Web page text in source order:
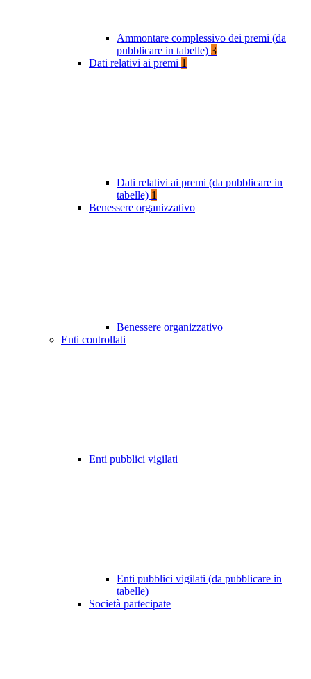
Ammontare complessivo dei premi (da
pubblicare in tabelle) 3
Dati relativi ai premi 1
Dati relativi ai premi (da pubblicare in
tabelle) 1
Benessere organizzativo
Benessere organizzativo
Enti controllati
Enti pubblici vigilati
Enti pubblici vigilati (da pubblicare in
tabelle)
Società partecipate